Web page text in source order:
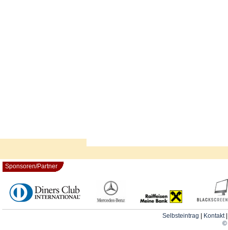
Sponsoren/Partner
Selbsteintrag Kontakt
©